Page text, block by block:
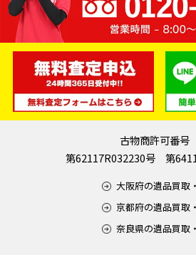
古物商許可番号
第62117R032230号 第
大阪府の遺品買取
京都府の遺品買取
奈良県の遺品買取